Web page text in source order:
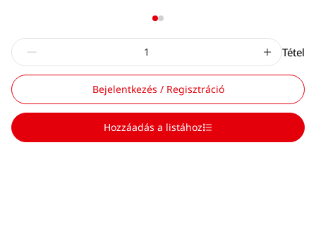
Tétel
Bejelentkezés / Regisztráció
Hozzáadás a listához